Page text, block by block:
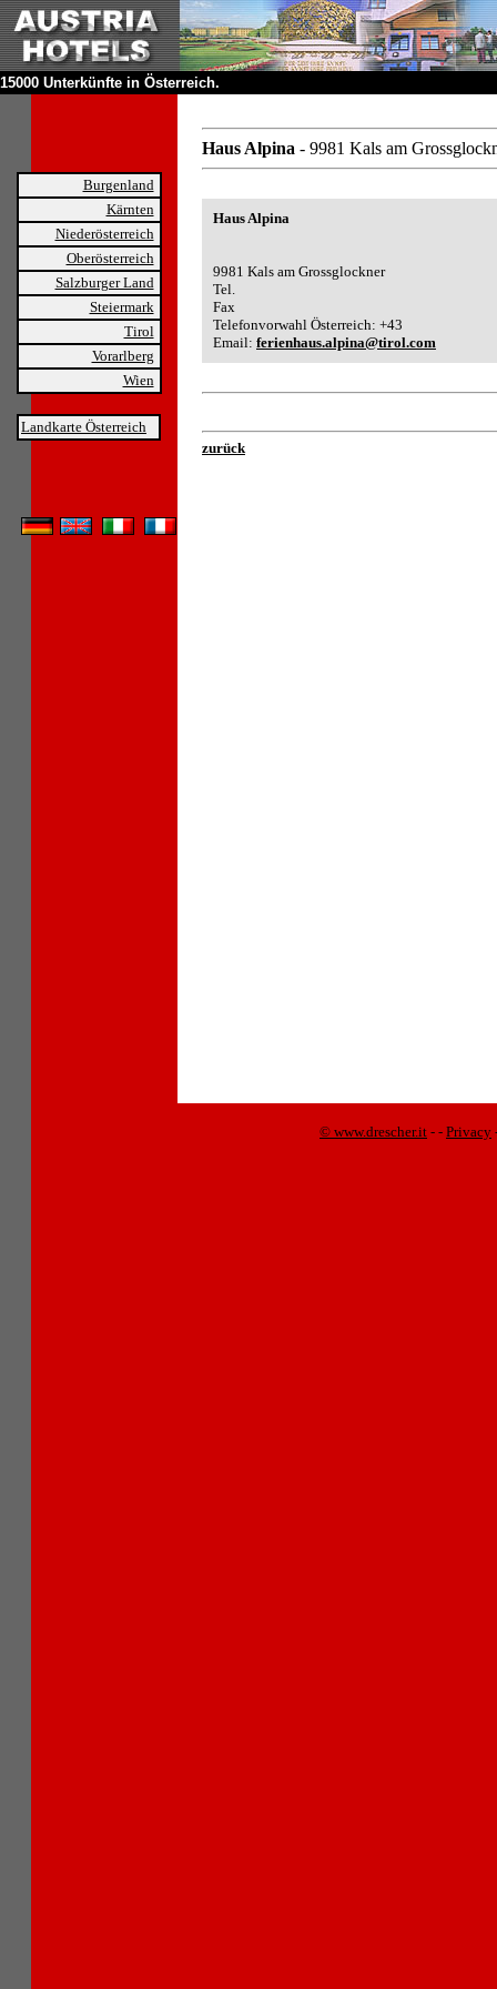
15000 Unterkünfte in Österreich.
Burgenland
Kärnten
Niederösterreich
Oberösterreich
Salzburger Land
Steiermark
Tirol
Vorarlberg
Wien
Landkarte Österreich
Haus Alpina - 9981 Kals am
Haus Alpina
9981 Kals am Grossglockner
Tel.
Fax
Telefonvorwahl Österreich: +43
Email: ferienhaus.alpina@tirol.com
zurück
© www.drescher.it - - Privacy